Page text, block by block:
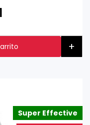
+
Super Effective